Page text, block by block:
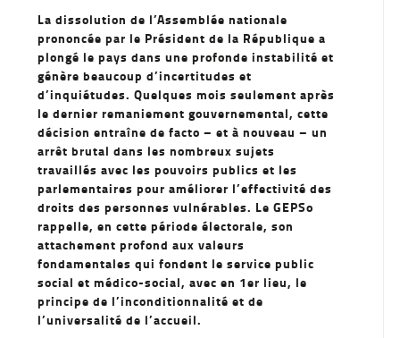
La dissolution de l’Assemblée nationale
prononcée par le Président de la République a
plongé le pays dans une profonde instabilité et
génère beaucoup d’incertitudes et
d’inquiétudes. Quelques mois seulement après
le dernier remaniement gouvernemental, cette
décision entraîne de facto – et à nouveau – un
arrêt brutal dans les nombreux sujets
travaillés avec les pouvoirs publics et les
parlementaires pour améliorer l’effectivité des
droits des personnes vulnérables. Le GEPSo
rappelle, en cette période électorale, son
attachement profond aux valeurs
fondamentales qui fondent le service public
social et médico-social, avec en 1er lieu, le
principe de l’inconditionnalité et de
l’universalité de l’accueil.